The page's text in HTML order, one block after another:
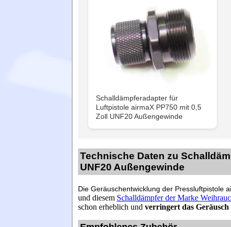
Schalldämpferadapter für
Luftpistole airmaX PP750 mit 0,5
Zoll UNF20 Außengewinde
Technische Daten zu
UNF20 Außengewinde
Die Geräuschentwicklung der Pressluftpistole
und diesem Schalldämpfer der Marke
schon erheblich und verringert das Geräusch